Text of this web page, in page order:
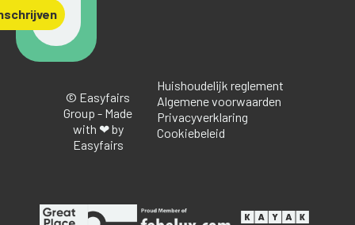
© Easyfairs
Group - Made
with ❤ by
Easyfairs
Huishoudelijk reglement
Algemene voorwaarden
Privacyverklaring
Cookiebeleid